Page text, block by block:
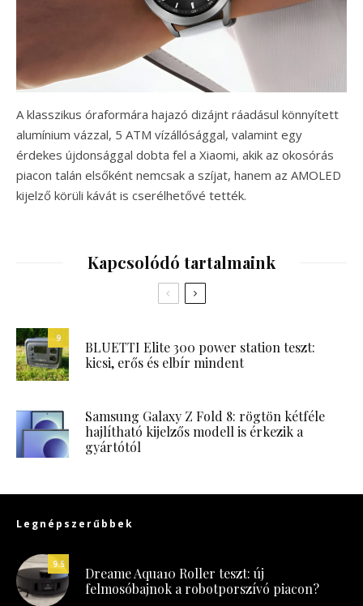
A klasszikus óraformára hajazó dizájnt ráadásul könnyített
alumínium vázzal, 5 ATM vízállósággal, valamint egy
érdekes újdonsággal dobta fel a Xiaomi, akik az okosórás
piacon talán elsőként nemcsak a szíjat, hanem az AMOLED
kijelző körüli kávát is cserélhetővé tették.
Kapcsolódó tartalmaink
9
BLUETTI Elite 300 power station teszt:
kicsi, erős és elbír mindent
Samsung Galaxy Z Fold 8: rögtön kétféle
hajlítható kijelzős modell is érkezik a
gyártótól
Legnépszerűbbek
9.5
Dreame Aqua10 Roller teszt: új
felmosóbajnok a robotporszívó piacon?